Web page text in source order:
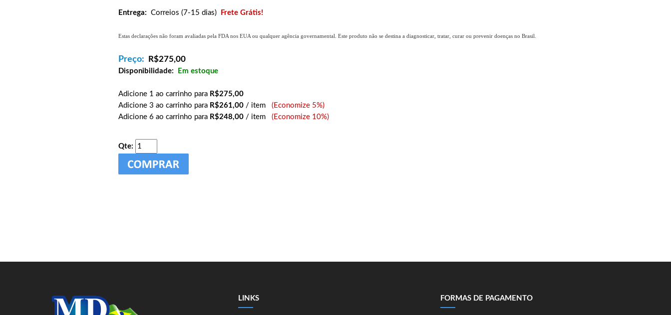
Entrega: Correios (7-15 dias) Frete Grátis!
Estas declarações não foram avaliadas pela FDA nos EUA ou qualquer agência governamental. Este produto não se destina a diagnosticar, tratar, curar ou prevenir doenças no Brasil.
Preço: R$275,00
Disponibilidade: Em estoque
Adicione 1 ao carrinho para R$275,00
Adicione 3 ao carrinho para R$261,00 / item (Economize 5%)
Adicione 6 ao carrinho para R$248,00 / item (Economize 10%)
Qte:
LINKS FORMAS DE PAGAMENTO